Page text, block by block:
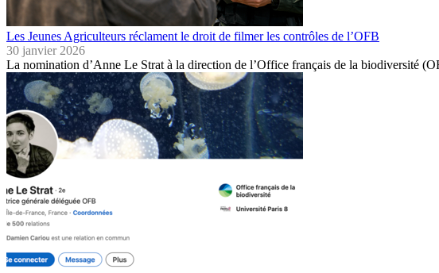
Les Jeunes Agriculteurs réclament le droit de filmer les contrôles de l’OFB
30 janvier 2026
La nomination d’Anne Le Strat à la direction de l’Office français de la biodiversité